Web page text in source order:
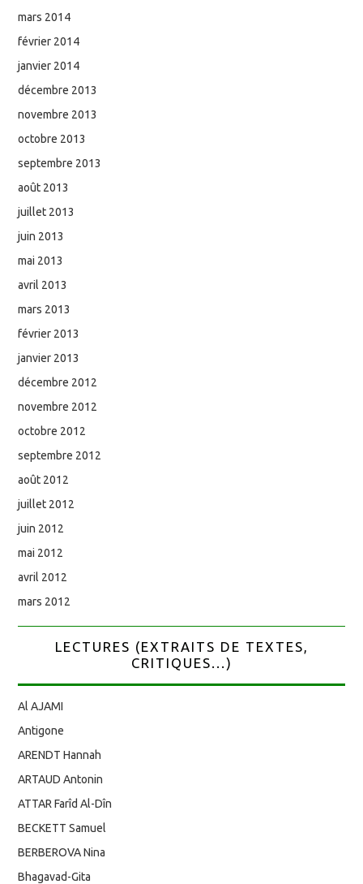
mars 2014
février 2014
janvier 2014
décembre 2013
novembre 2013
octobre 2013
septembre 2013
août 2013
juillet 2013
juin 2013
mai 2013
avril 2013
mars 2013
février 2013
janvier 2013
décembre 2012
novembre 2012
octobre 2012
septembre 2012
août 2012
juillet 2012
juin 2012
mai 2012
avril 2012
mars 2012
LECTURES (EXTRAITS DE TEXTES,
CRITIQUES...)
Al AJAMI
Antigone
ARENDT Hannah
ARTAUD Antonin
ATTAR Farîd Al-Dîn
BECKETT Samuel
BERBEROVA Nina
Bhagavad-Gita